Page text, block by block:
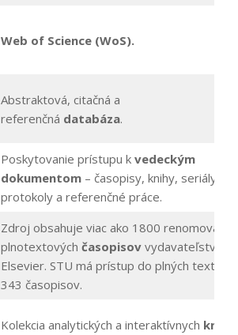
Web of Science (WoS).
Abstraktová, citačná a
referenčná databáza.
Poskytovanie prístupu k vedeckým
dokumentom– časopisy, knihy, seriály,
protokoly a referenčné práce.
Zdroj obsahuje viac ako 1800
plnotextových časopisovvydavateľstva
Elsevier. STU má prístup do plných textov
343 časopisov.
Kolekcia analytických a interaktívnych kníh